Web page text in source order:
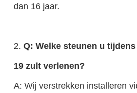
dan 16 jaar.
2. Q: Welke steunen u
19 zult verlenen?
A: Wij verstrekken installeren